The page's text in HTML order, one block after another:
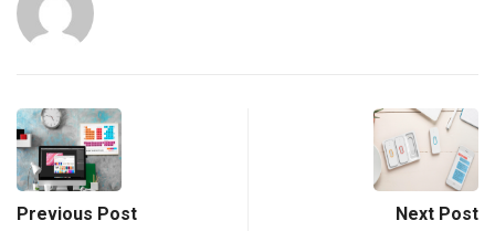
Previous Post Next Post